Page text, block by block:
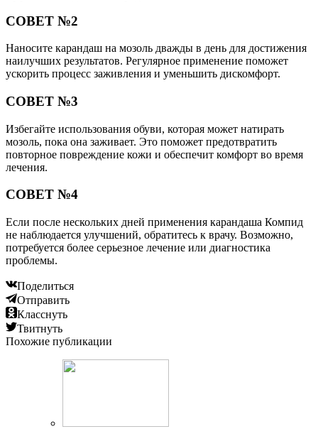
СОВЕТ №2
Наносите карандаш на мозоль дважды в день для достижения
наилучших результатов. Регулярное применение поможет
ускорить процесс заживления и уменьшить дискомфорт.
СОВЕТ №3
Избегайте использования обуви, которая может натирать
мозоль, пока она заживает. Это поможет предотвратить
повторное повреждение кожи и обеспечит комфорт во время
лечения.
СОВЕТ №4
Если после нескольких дней применения карандаша Компид
не наблюдается улучшений, обратитесь к врачу. Возможно,
потребуется более серьезное лечение или диагностика
проблемы.
Поделиться
Отправить
Класснуть
Твитнуть
Похожие публикации